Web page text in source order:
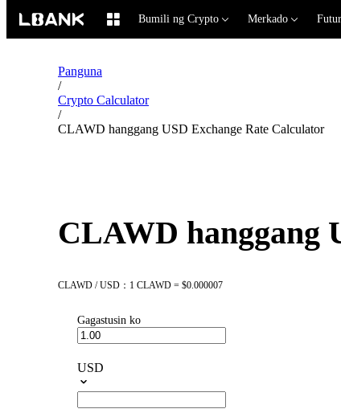
Bumili ng Crypto Merkado
Panguna
/
Crypto Calculator
/
CLAWD hanggang USD Exchange Rate Calculator
CLAWD hanggang
CLAWD / USD：1 CLAWD = $0.000007
Gagastusin ko
USD